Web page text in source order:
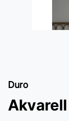
Duro